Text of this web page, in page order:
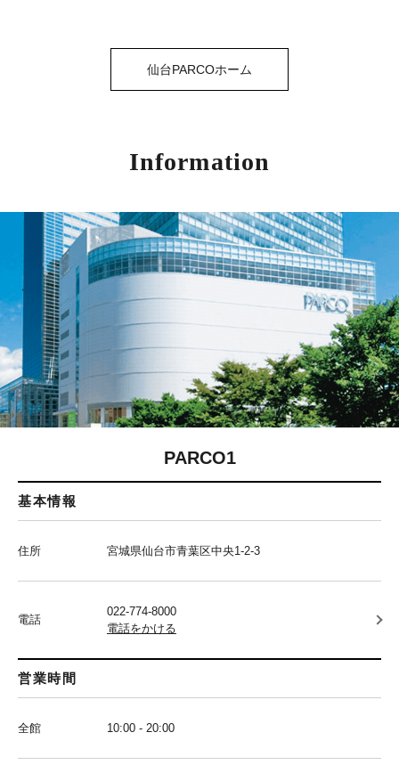
仙台PARCOホーム
Information
PARCO1
基本情報
住所 宮城県仙台市青葉区中央1-2-3
電話
022-774-8000
電話をかける
営業時間
全館 10:00 - 20:00